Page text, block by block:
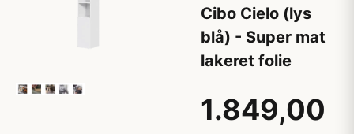
Cibo Cielo (lys
blå) - Super mat
lakeret folie
1.849,00